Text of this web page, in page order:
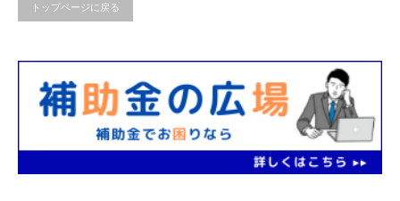
トップページに戻る